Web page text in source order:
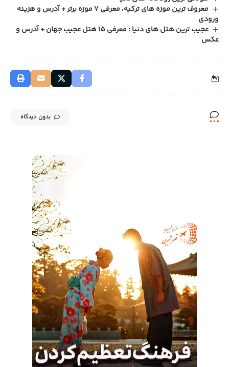
معروف ترین موزه های ترکیه، معرفی 7 موزه برتر + آدرس و هزینه
ورودی
عجیب ترین هتل های دنیا : معرفی 15 هتل عجیب جهان + آدرس و
عکس
بدون دیدگاه